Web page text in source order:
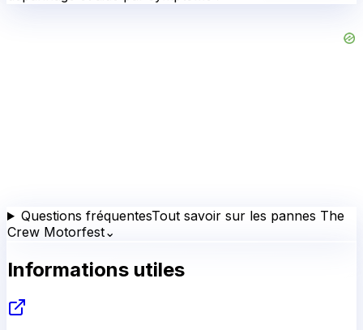
Questions fréquentesTout savoir sur les pannes The
Crew Motorfest⌄
Informations utiles